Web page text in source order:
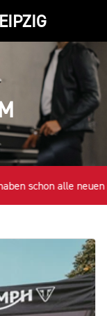
alle neuen Bike's